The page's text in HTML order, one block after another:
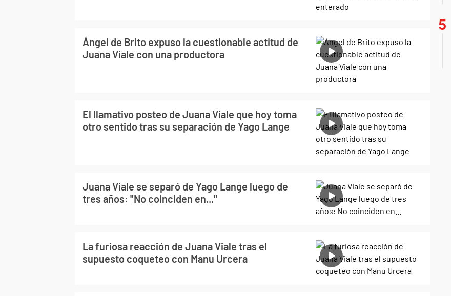
Ángel de Brito expuso la cuestionable actitud de
Juana Viale con una productora
El llamativo posteo de Juana Viale que hoy toma
otro sentido tras su separación de Yago Lange
Juana Viale se separó de Yago Lange luego de
tres años: "No coinciden en..."
La furiosa reacción de Juana Viale tras el
supuesto coqueteo con Manu Urcera